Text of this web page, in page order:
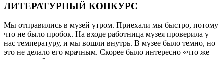
ЛИТЕРАТУРНЫЙ КОНКУРС
Мы отправились в музей утром. Приехали мы быстро, потому
что не было пробок. На входе работница музея проверила у
нас температуру, и мы вошли внутрь. В музее было темно, но
это не делало его мрачным. Скорее было интересно «что же